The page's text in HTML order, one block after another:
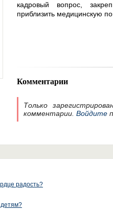
кадровый вопрос,
приблизить медицинскую
Комментарии
Только
комментарии. Войдите
радость?